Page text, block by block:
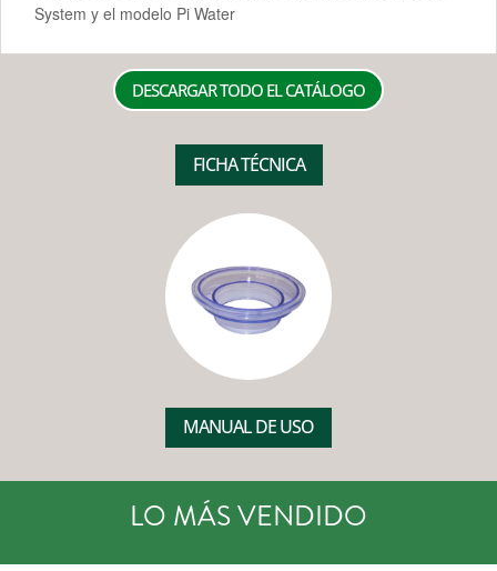
System y el modelo Pi Water
DESCARGAR TODO EL CATÁLOGO
FICHA TÉCNICA
MANUAL DE USO
LO MÁS VENDIDO